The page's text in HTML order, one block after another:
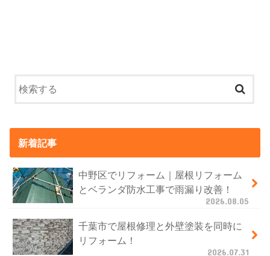
新着記事
中野区でリフォーム｜屋根リフォーム
とベランダ防水工事で雨漏り改善！
2026.08.05
千葉市で屋根修理と外壁塗装を同時に
リフォーム！
2026.07.31